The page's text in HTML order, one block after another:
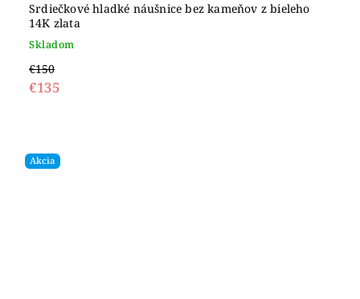
Srdiečkové hladké náušnice bez kameňov z bieleho
14K zlata
Skladom
€150
€135
Akcia